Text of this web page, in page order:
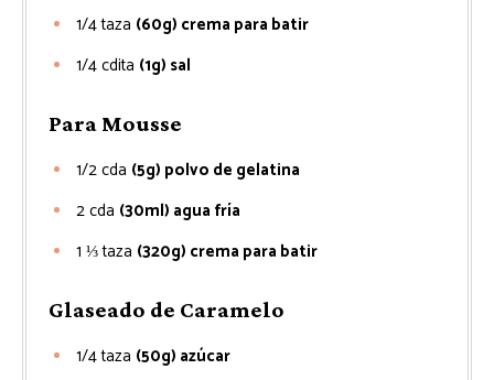
1/4taza (60g) crema para batir
1/4cdita (1g) sal
Para Mousse
1/2cda (5g) polvo de gelatina
2cda (30ml) agua fría
1 ⅓taza (320g) crema para batir
Glaseado de Caramelo
1/4taza (50g) azúcar